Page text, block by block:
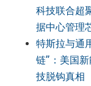
科技联合超
据中心管理
特斯拉与通
链”：美国
技脱钩真相